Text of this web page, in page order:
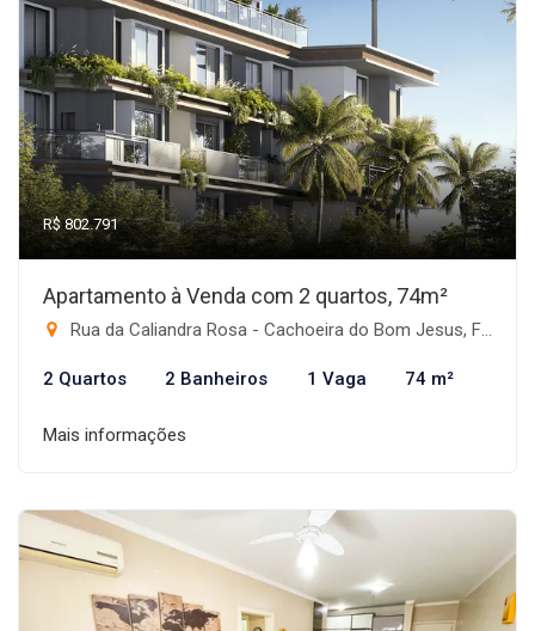
R$ 802.791
Apartamento à Venda com 2 quartos, 74m²
Rua da Caliandra Rosa - Cachoeira do Bom Jesus, Florianópolis-SC
2 Quartos 2 Banheiros 1 Vaga 74 m²
Mais informações